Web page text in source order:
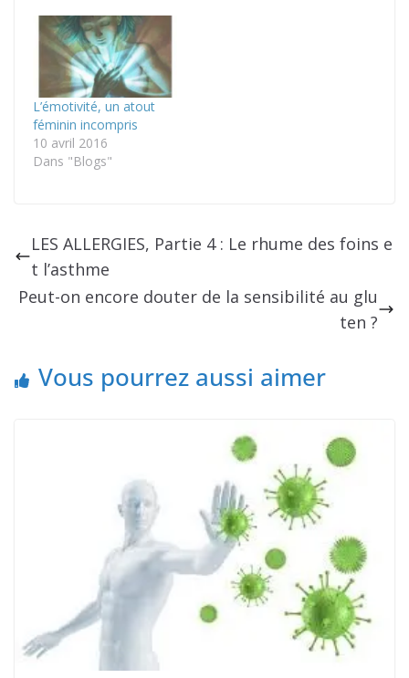
L’émotivité, un atout
féminin incompris
10 avril 2016
Dans "Blogs"
LES ALLERGIES, Partie 4 : Le rhume des foins e
t l’asthme
Peut-on encore douter de la sensibilité au glu
ten ?
Vous pourrez aussi aimer